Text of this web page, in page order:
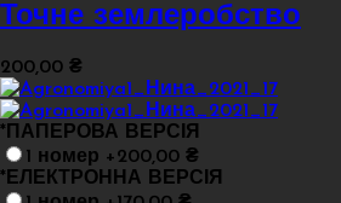
Точне землеробство
200,00 ₴
*ПАПЕРОВА ВЕРСІЯ
1 номер +200,00 ₴
*ЕЛЕКТРОННА ВЕРСІЯ